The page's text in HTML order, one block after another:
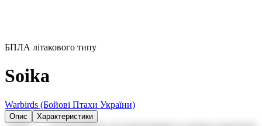
БПЛА літакового типу
Системи РЕР
БПЛА літакового типу
Soika
Warbirds (Бойові Птахи України)
Опис Характеристики